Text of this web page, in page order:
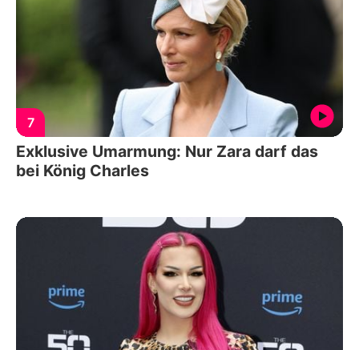
7
Exklusive Umarmung: Nur Zara darf das
bei König Charles